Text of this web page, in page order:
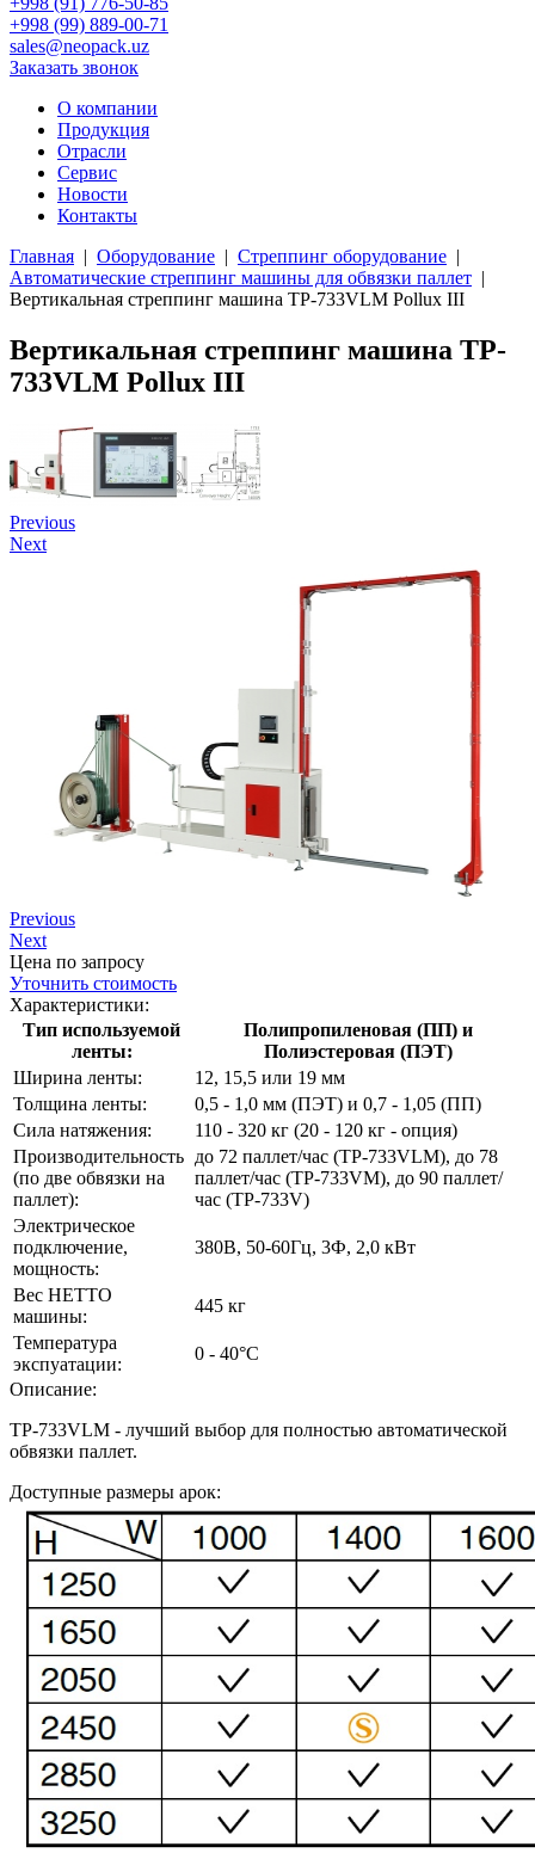
+998 (99) 889-00-71
sales@neopack.uz
Заказать звонок
О компании
Продукция
Отрасли
Сервис
Новости
Контакты
Главная | Оборудование | Стреппинг оборудование |
Автоматические стреппинг машины для обвязки паллет |
Вертикальная стреппинг машина TP-733VLM Pollux III
Вертикальная стреппинг машина TP-
733VLM Pollux III
Previous
Next
Previous
Next
Цена по запросу
Уточнить стоимость
Характеристики:
Тип используемой
ленты:
Полипропиленовая (ПП) и
Полиэстеровая (ПЭТ)
Ширина ленты:
12, 15,5 или 19 мм
Толщина ленты:
0,5 - 1,0 мм (ПЭТ) и 0,7 - 1,05 (ПП)
Сила натяжения:
110 - 320 кг (20 - 120 кг - опция)
Производительность
(по две обвязки на
паллет):
до 72 паллет/час (TP-733VLM), до 78
паллет/час (ТР-733VM), до 90 паллет/
час (ТР-733V)
Электрическое
подключение,
мощность:
380В, 50-60Гц, 3Ф, 2,0 кВт
Вес НЕТТО
машины:
445 кг
Температура
экспуатации:
0 - 40°C
Описание:
TP-733VLM - лучший выбор для полностью автоматической
обвязки паллет.
Доступные размеры арок: